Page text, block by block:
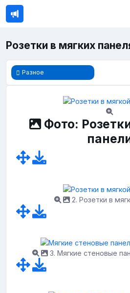
Розетки в мягких
Разное
Фото:
2. Розетки в
3. Мягкие стеновые